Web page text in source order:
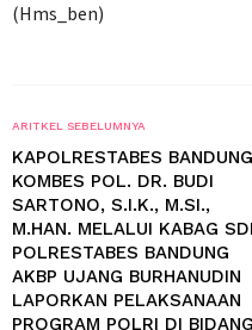
(Hms_ben)
ARITKEL SEBELUMNYA
KAPOLRESTABES BANDUNG
KOMBES POL. DR. BUDI
SARTONO, S.I.K., M.SI.,
M.HAN. MELALUI KABAG
POLRESTABES BANDUNG
AKBP UJANG BURHANUDIN
LAPORKAN PELAKSANAAN
PROGRAM POLRI DI BIDANG